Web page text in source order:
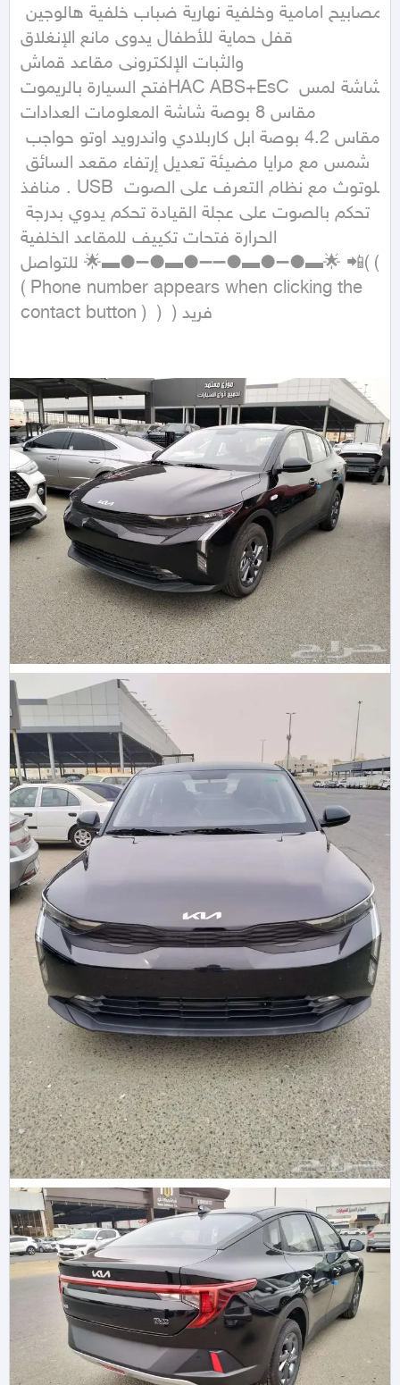
قفل حماية للأطفال يدوى مانع الإنغلاق
والثبات الإلكترونى مقاعد قماش
فتح السيارة بالريموتHAC ABS+EsC شاشة لمس
مقاس 8 بوصة شاشة المعلومات العدادات
منافذ . USB بلوتوث مع نظام التعرف على الصوت
الحرارة فتحات تكييف للمقاعد الخلفية
للتواصل 🌟▬●➖●▬●➖➖●▬●➖●▬🌟 📲( (
( Phone number appears when clicking the
contact button )  )  ) فريد